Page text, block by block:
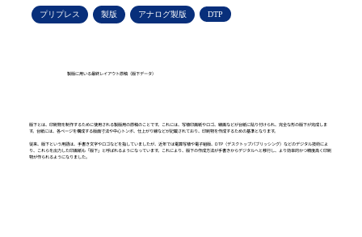
プリプレス 製版 アナログ製版 DTP
製版に用いる最終レイアウト原稿（版下データ）
版下とは、印刷物を制作するために使用される製版用の原稿のことです。これには、写植印画紙やロゴ、線画などが台紙に貼り付けられ、完全な形の版下が完成しま
す。台紙には、各ページを構成する版面寸法や中心トンボ、仕上がり線などが記載されており、印刷物を作成するための基準となります。
従来、版下という用語は、手書き文字やロゴなどを指していましたが、近年では電算写植や電子組版、DTP（デスクトップパブリッシング）などのデジタル技術によ
り、これらを出力した印画紙も「版下」と呼ばれるようになっています。これにより、版下の作成方法が手書きからデジタルへと移行し、より効率的かつ精度高く印刷
物が作られるようになりました。